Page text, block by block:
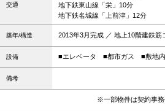
交通
地下鉄東山線「栄」10分
地下鉄名城線「上前津」12分
築年/構造 2013年3月完成 ／ 地上10階建鉄筋
設備 ■エレベータ ■都市ガス ■敷地
備考
※一部物件は契約事